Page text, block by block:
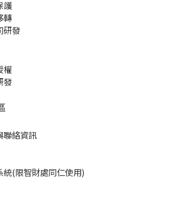
護
轉
研發
權
發
聯絡資訊
統(限智財處同仁使用)